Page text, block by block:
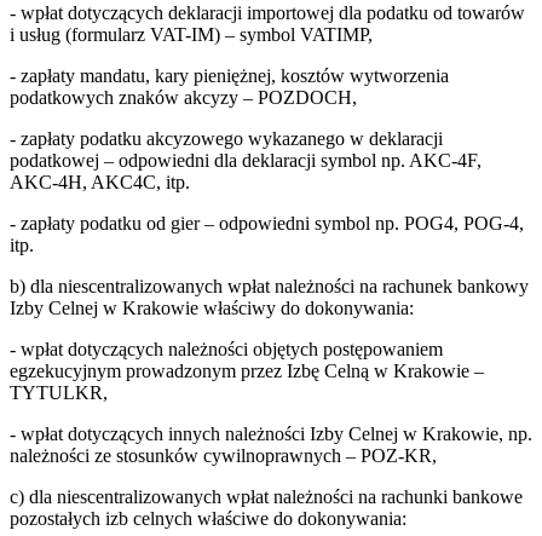
- wpłat dotyczących deklaracji importowej dla podatku od towarów
i usług (formularz VAT-IM) – symbol VATIMP,
- zapłaty mandatu, kary pieniężnej, kosztów wytworzenia
podatkowych znaków akcyzy – POZDOCH,
- zapłaty podatku akcyzowego wykazanego w deklaracji
podatkowej – odpowiedni dla deklaracji symbol np. AKC-4F,
AKC-4H, AKC4C, itp.
- zapłaty podatku od gier – odpowiedni symbol np. POG4, POG-4,
itp.
b) dla niescentralizowanych wpłat należności na rachunek bankowy
Izby Celnej w Krakowie właściwy do dokonywania:
- wpłat dotyczących należności objętych postępowaniem
egzekucyjnym prowadzonym przez Izbę Celną w Krakowie –
TYTULKR,
- wpłat dotyczących innych należności Izby Celnej w Krakowie, np.
należności ze stosunków cywilnoprawnych – POZ-KR,
c) dla niescentralizowanych wpłat należności na rachunki bankowe
pozostałych izb celnych właściwe do dokonywania: